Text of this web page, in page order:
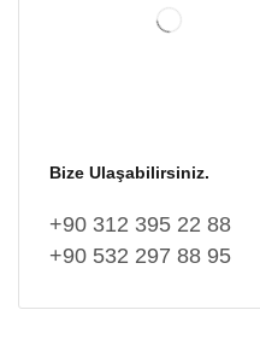
Bize Ulaşabilirsiniz.
+90 312 395 22 88
+90 532 297 88 95